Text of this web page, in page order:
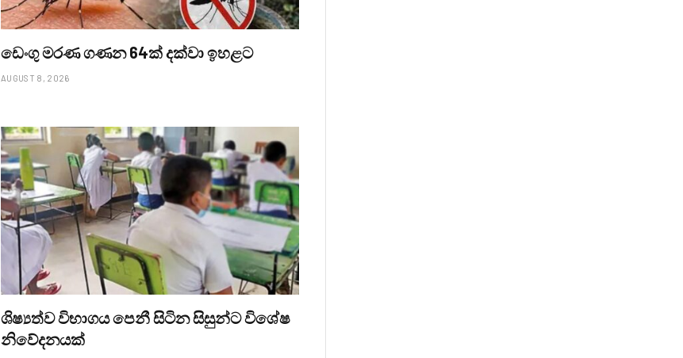
ඩෙංගු මරණ ගණන 64ක් දක්වා ඉහළට
AUGUST 8, 2026
ශිෂ්‍යත්ව විභාගය පෙනී සිටින සිසුන්ට විශේෂ
නිවේදනයක්